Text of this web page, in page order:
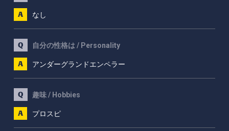
なし
自分の性格は / Personality
アンダーグランドエンペラー
趣味 / Hobbies
プロスピ